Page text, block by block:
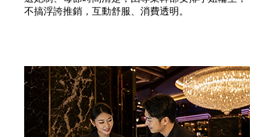
不搞浮誇推銷，互動舒服、消費透明。